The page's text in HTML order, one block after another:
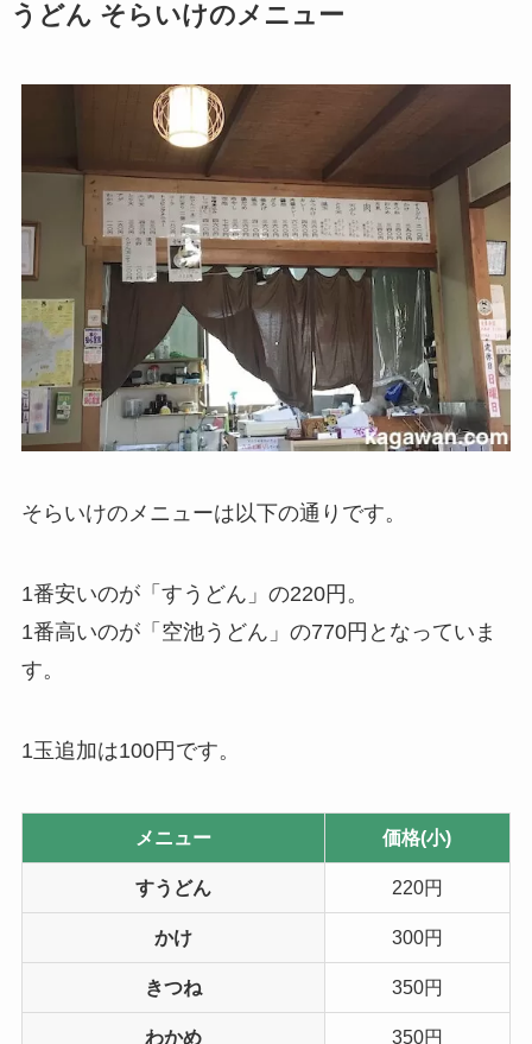
うどん そらいけのメニュー
そらいけのメニューは以下の通りです。
1番安いのが「すうどん」の220円。
1番高いのが「空池うどん」の770円となっていま
す。
1玉追加は100円です。
メニュー 価格(小)
すうどん 220円
かけ 300円
きつね 350円
わかめ 350円